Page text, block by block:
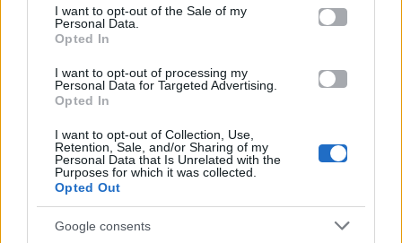
services and may gather and store information including but
not limited to your visit or usage behaviour. You may click to
grant or deny consent to Google and its third-party tags to
consent section.
I want to opt-out of the Sale of my
Personal Data.
Opted In
I want to opt-out of processing my
Personal Data for Targeted Advertising.
Opted In
I want to opt-out of Collection, Use,
Retention, Sale, and/or Sharing of my
Personal Data that Is Unrelated with the
Purposes for which it was collected.
Opted Out
Google consents
Programmi TV
Amici
Ballando Con Le Stelle
Grande Fratello
Isola Dei Famosi